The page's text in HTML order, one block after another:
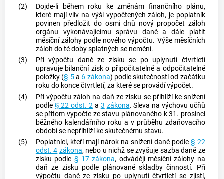
(2)
Dojde-li během roku ke změnám finančního plánu,
které mají vliv na výši vypočtených záloh, je poplatník
povinen předložit do osmi dnů nový propočet záloh
orgánu vykonávajícímu správu daně a dále platit
měsíční zálohy podle nového výpočtu. Výše měsíčních
záloh do té doby splatných se nemění.
(3)
Při výpočtu daně ze zisku se po uplynutí čtvrtletí
upravuje bilanční zisk o připočitatelné a odpočitatelné
položky (§ 5a 6 zákona) podle skutečnosti od začátku
roku do konce čtvrtletí, za které se provádí výpočet.
(4)
Při výpočtu záloh na daň ze zisku se přihlíží ke snížení
podle § 22 odst. 2 a 3 zákona. Sleva na výchovu učňů
se přitom vypočte ze stavu plánovaného k 31. prosinci
běžného kalendářního roku a v průběhu zdaňovacího
obdobíse nepřihlíží ke skutečnému stavu.
(5)
Poplatníci, kteří mají nárok na snížení daně podle § 22
odst. 4 zákona, nebo u nichž se zvyšuje sazba daně ze
zisku podle § 17 zákona, odvádějí měsíční zálohy na
daň ze zisku podle plánované skladby činností. Při
výpočtu daně ze zisku po uplynutí čtvrtletí se zjistí,